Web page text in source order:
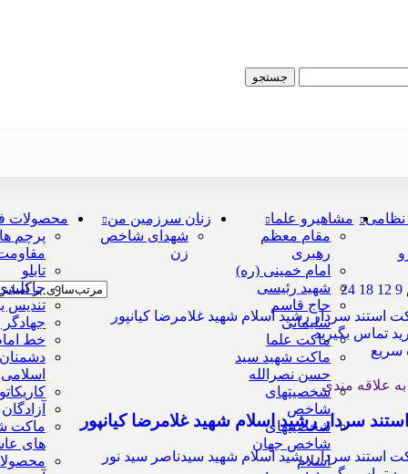
جستجو
نظامی
مشاهیرو علما
مقام معظم
رهبری
امام خمینی (ره)
شهید رئیسی
حاج قاسم
سلیمانی
ماکت علما
ماکت شهید سید
حسن نصرالله
شخصیتهای
شاخص
شخصیتهای
شاخص جهان
اسلام
زنان سرزمین من
شهدای شاخص
زن
محصولات
پرچم
تابلو
تندیس
خط
اسلامی
آزادگان
ماکت
های
9
12
18
24
تماس بگیرید
سریع
به علاقه مندی
سردار رشید اسلام شهید غلامرضا کیانپور